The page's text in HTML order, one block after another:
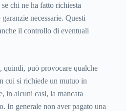
chi ne ha fatto richiesta
necessarie. Questi
il controllo di eventuali
quindi, può provocare qualche
cui si richiede un mutuo in
in alcuni casi, la mancata
In generale non aver pagato una